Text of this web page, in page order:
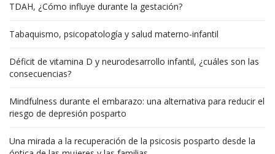
TDAH, ¿Cómo influye durante la gestación?
Tabaquismo, psicopatología y salud materno-infantil
Déficit de vitamina D y neurodesarrollo infantil, ¿cuáles son las
consecuencias?
Mindfulness durante el embarazo: una alternativa para reducir el
riesgo de depresión posparto
Una mirada a la recuperación de la psicosis posparto desde la